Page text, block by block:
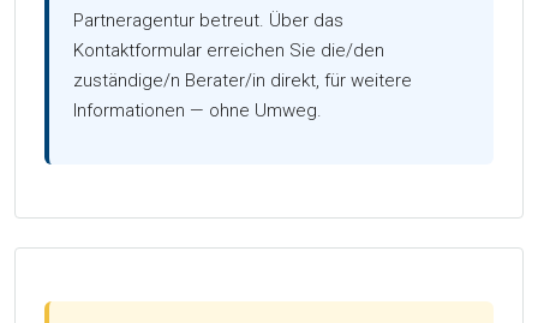
Partneragentur betreut. Über das
Kontaktformular erreichen Sie die/den
zuständige/n Berater/in direkt, für weitere
Informationen — ohne Umweg.